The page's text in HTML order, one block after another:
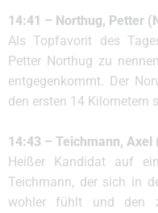
14:41 – Northug, Petter
Als Topfavorit des
Petter Northug zu
entgegenkommt. Der
den ersten 14 Kilometern
14:43 – Teichmann, Axel
Heißer Kandidat auf
Teichmann, der sich in
wohler fühlt und den